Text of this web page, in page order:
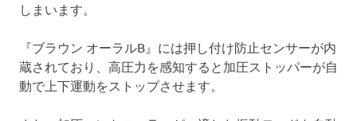
しまいます。
『ブラウン オーラルB』には押し付け防止センサーが内
蔵されており、高圧力を感知すると加圧ストッパーが自
動で上下運動をストップさせます。